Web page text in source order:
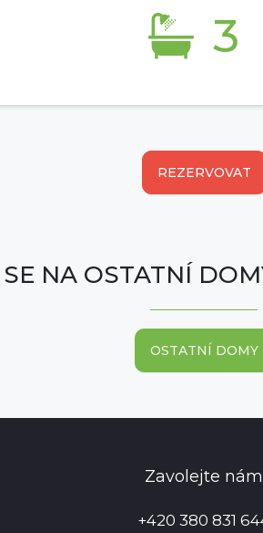
 3
REZERVOVAT
NA OSTATNÍ
OSTATNÍ DOMY
Zavolejte nám
+420 380 831